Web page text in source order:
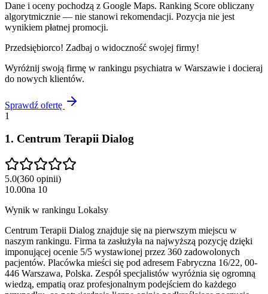
Dane i oceny pochodzą z Google Maps. Ranking Score obliczany
algorytmicznie — nie stanowi rekomendacji. Pozycja nie jest
wynikiem płatnej promocji.
Przedsiębiorco! Zadbaj o widoczność swojej firmy!
Wyróżnij swoją firmę w rankingu psychiatra w Warszawie i docieraj
do nowych klientów.
Sprawdź ofertę
1
1. Centrum Terapii Dialog
5.0(360 opinii)
10.00na 10
Wynik w rankingu Lokalsy
Centrum Terapii Dialog znajduje się na pierwszym miejscu w
naszym rankingu. Firma ta zasłużyła na najwyższą pozycję dzięki
imponującej ocenie 5/5 wystawionej przez 360 zadowolonych
pacjentów. Placówka mieści się pod adresem Fabryczna 16/22, 00-
446 Warszawa, Polska. Zespół specjalistów wyróżnia się ogromną
wiedzą, empatią oraz profesjonalnym podejściem do każdego